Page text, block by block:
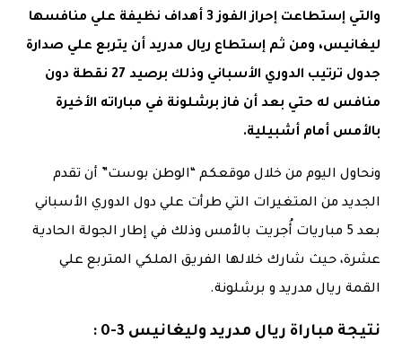
والتي إستطاعت إحراز الفوز 3 أهداف نظيفة علي منافسها
ليغانيس، ومن ثم إستطاع ريال مدريد أن يتربع علي صدارة
جدول ترتيب الدوري الأسباني وذلك برصيد 27 نقطة دون
منافس له حتي بعد أن فاز برشلونة في مباراته الأخيرة
بالأمس أمام أشبيلية.
ونحاول اليوم من خلال موقعكم “الوطن بوست” أن تقدم
الجديد من المتغيرات التي طرأت علي دول الدوري الأسباني
بعد 5 مباريات أُجريت بالأمس وذلك في إطار الجولة الحادية
عشرة، حيث شارك خلالها الفريق الملكي المتربع علي
القمة ريال مدريد و برشلونة.
نتيجة مباراة ريال مدريد وليغانيس 3-0 :